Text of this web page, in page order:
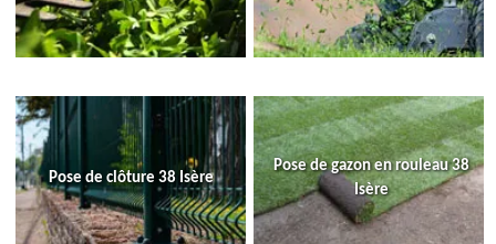
Pose de clôture 38 Isère
Pose de gazon en rouleau 38
Isère